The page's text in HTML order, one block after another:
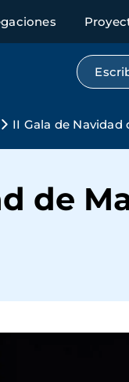
II Gala de Navidad
de